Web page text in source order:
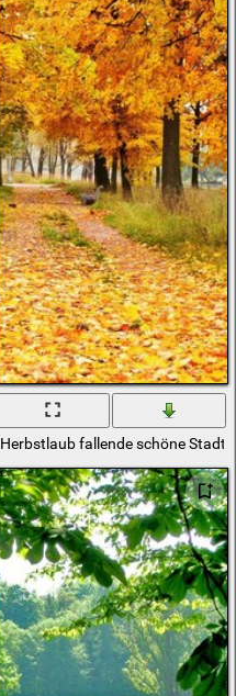
Herbstlaub fallende schöne Stadt